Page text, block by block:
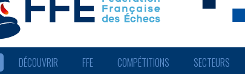
DÉCOUVRIR FFE COMPÉTITIONS SECTEURS